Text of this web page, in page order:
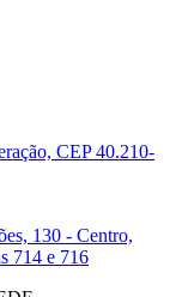
CEP 40.210-
130 - Centro,
714 e 716